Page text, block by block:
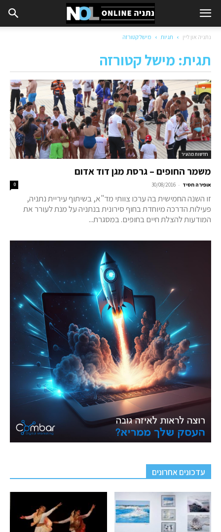
נתניה און ליין תגיות מישל קטורזה
תגית: מישל קטורזה
חדשות מהעיר
משמר החופים – גרסת מגן דוד אדום
אופירה חסיד -
30/08/2016
0
זו השנה החמישית בה ערכו צוותי מד"א, בשיתוף עיריית נתניה,
פעילות הדרכה מיוחדת בחוף סירונית בנתניה על מנת לעורר את
המודעות להצלת חיים בחופים. במסגרת...
עדכונים אחרונים